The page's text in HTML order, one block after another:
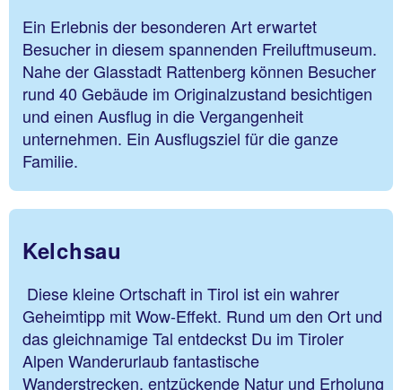
Ein Erlebnis der besonderen Art erwartet
Besucher in diesem spannenden Freiluftmuseum.
Nahe der Glasstadt Rattenberg können Besucher
rund 40 Gebäude im Originalzustand besichtigen
und einen Ausflug in die Vergangenheit
unternehmen. Ein Ausflugsziel für die ganze
Familie.
Kelchsau
Diese kleine Ortschaft in Tirol ist ein wahrer
Geheimtipp mit Wow-Effekt. Rund um den Ort und
das gleichnamige Tal entdeckst Du im Tiroler
Alpen Wanderurlaub fantastische
Wanderstrecken, entzückende Natur und Erholung